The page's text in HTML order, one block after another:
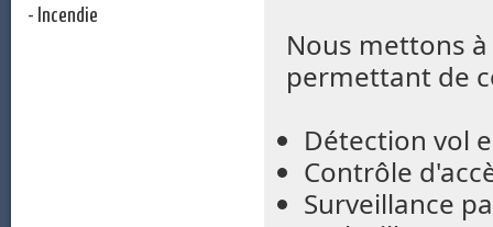
- Incendie
Nous mettons
permettant de
Détection vol
Contrôle
Surveillance